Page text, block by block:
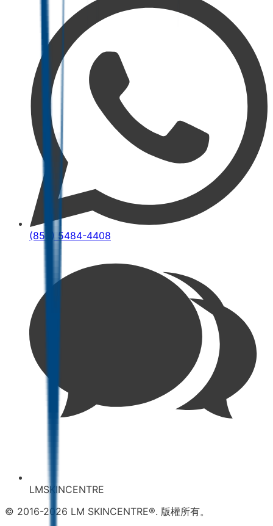
(852) 5484-4408
LMSKINCENTRE
© 2016-2026 LM SKINCENTRE®. 版權所有。